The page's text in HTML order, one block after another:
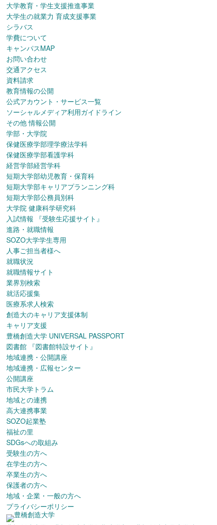
大学教育・学生支援推進事業
大学生の就業力 育成支援事業
シラバス
学費について
キャンパスMAP
お問い合わせ
交通アクセス
資料請求
教育情報の公開
公式アカウント・サービス一覧
ソーシャルメディア利用ガイドライン
その他 情報公開
学部・大学院
保健医療学部理学療法学科
保健医療学部看護学科
経営学部経営学科
短期大学部幼児教育・保育科
短期大学部キャリアプランニング科
短期大学部公務員別科
大学院 健康科学研究科
入試情報
『受験生応援サイト』
進路・就職情報
SOZO大学学生専用
人事ご担当者様へ
就職状況
就職情報サイト
業界別検索
就活応援集
医療系求人検索
創造大のキャリア支援体制
キャリア支援
豊橋創造大学 UNIVERSAL PASSPORT
図書館 『図書館特設サイト』
地域連携・公開講座
地域連携・広報センター
公開講座
市民大学トラム
地域との連携
高大連携事業
SOZO起業塾
福祉の里
SDGsへの取組み
受験生の方へ
在学生の方へ
卒業生の方へ
保護者の方へ
地域・企業・一般の方へ
プライバシーポリシー